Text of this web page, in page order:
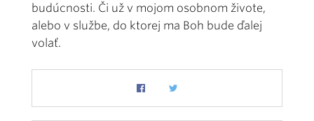
budúcnosti. Či už v mojom osobnom živote,
alebo v službe, do ktorej ma Boh bude ďalej
volať.